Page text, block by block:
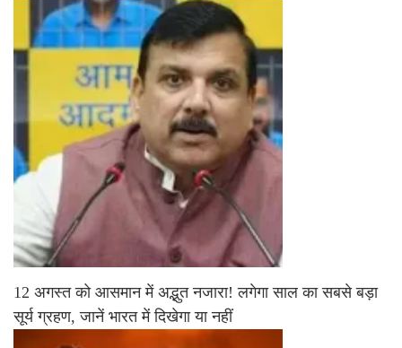
12 अगस्त को आसमान में अद्भुत नजारा! लगेगा साल का सबसे बड़ा
सूर्य ग्रहण, जानें भारत में दिखेगा या नहीं